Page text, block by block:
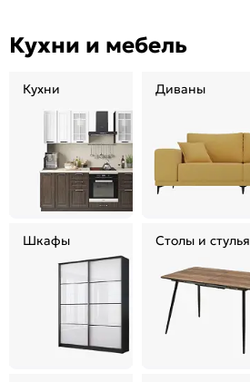
Кухни и мебель
Кухни Диваны
Шкафы Столы и стулья